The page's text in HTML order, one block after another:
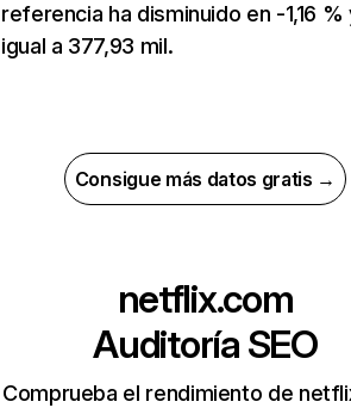
referencia ha disminuido en -1,16 %
igual a 377,93 mil.
Consigue más datos gratis →
netflix.com
Auditoría SEO
Comprueba el rendimiento de